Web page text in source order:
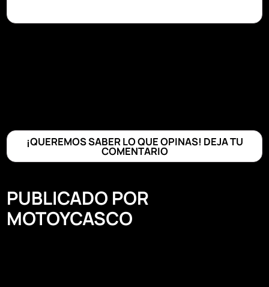
¡QUEREMOS SABER LO QUE OPINAS! DEJA TU
COMENTARIO
PUBLICADO POR
MOTOYCASCO